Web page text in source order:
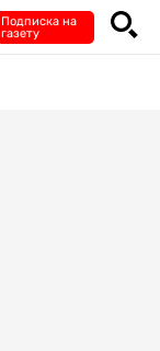
Подписка на
газету